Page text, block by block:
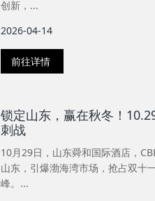
创新，...
2026-04-14
前往详情
锁定山东，赢在秋冬！
刺战
10月29日，山东舜和国际酒店，
山东，引爆渤海湾市场，抢占双十
峰。...